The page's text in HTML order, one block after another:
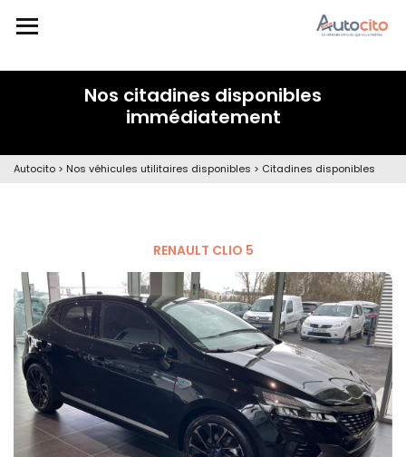
Nos citadines disponibles
immédiatement
Autocito > Nos véhicules utilitaires disponibles > Citadines disponibles
RENAULT CLIO 5
à partir de
732€ HT/mois*
*Montant de la mensualité, sans options
supplémentaires